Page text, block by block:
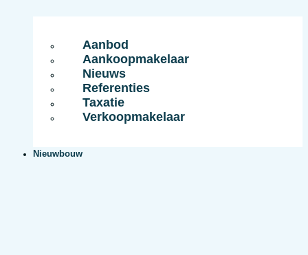
Aanbod
Aankoopmakelaar
Nieuws
Referenties
Taxatie
Verkoopmakelaar
Nieuwbouw